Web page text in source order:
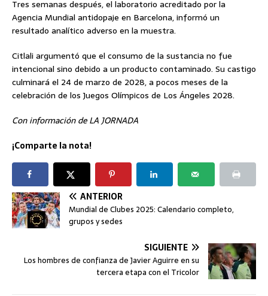
Tres semanas después, el laboratorio acreditado por la
Agencia Mundial antidopaje en Barcelona, informó un
resultado analítico adverso en la muestra.
Citlali argumentó que el consumo de la sustancia no fue
intencional sino debido a un producto contaminado. Su castigo
culminará el 24 de marzo de 2028, a pocos meses de la
celebración de los Juegos Olímpicos de Los Ángeles 2028.
Con información de LA JORNADA
¡Comparte la nota!
ANTERIOR
Mundial de Clubes 2025: Calendario completo,
grupos y sedes
SIGUIENTE
Los hombres de confianza de Javier Aguirre en su
tercera etapa con el Tricolor